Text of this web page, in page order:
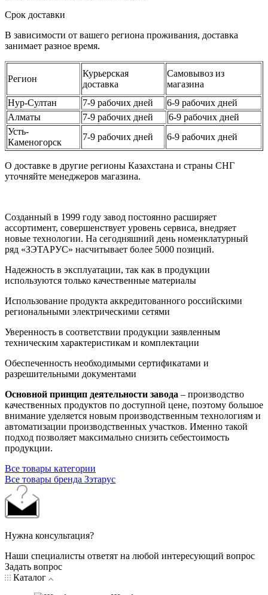
Срок доставки
В зависимости от вашего региона проживания, доставка
занимает разное время.
Регион
Курьерская
доставка
Самовывоз из
магазина
Нур-Султан
7-9 рабочих дней
6-9 рабочих дней
Алматы
7-9 рабочих дней
6-9 рабочих дней
Усть-
Каменогорск
7-9 рабочих дней 6-9 рабочих дней
О доставке в другие регионы Казахстана и страны СНГ
уточняйте менеджеров магазина.
Созданный в 1999 году завод постоянно расширяет
ассортимент, совершенствует уровень сервиса, внедряет
новые технологии. На сегодняшний день номенклатурный
ряд «ЗЭТАРУС» насчитывает более 5000 позиций.
Надежность в эксплуатации, так как в продукции
используются только качественные материалы
Использование продукта аккредитованного российскими
региональными электрическими сетями
Уверенность в соответствии продукции заявленным
техническим характеристикам и комплектации
Обеспеченность необходимыми сертификатами и
разрешительными документами
Основной принцип деятельности завода – производство
качественных продуктов по доступной цене, поэтому большое
внимание уделяется новым производственным технологиям и
автоматизации производственных участков. Именно такой
подход позволяет максимально снизить себестоимость
продукции.
Все товары категории
Все товары бренда Зэтарус
Нужна консультация?
Наши специалисты ответят на любой интересующий вопрос
Задать вопрос
Каталог